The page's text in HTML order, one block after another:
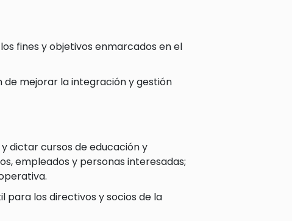
fines y objetivos enmarcados en el
mejorar la integración y gestión
dictar cursos de educación y
empleados y personas interesadas;
para los directivos y socios de la